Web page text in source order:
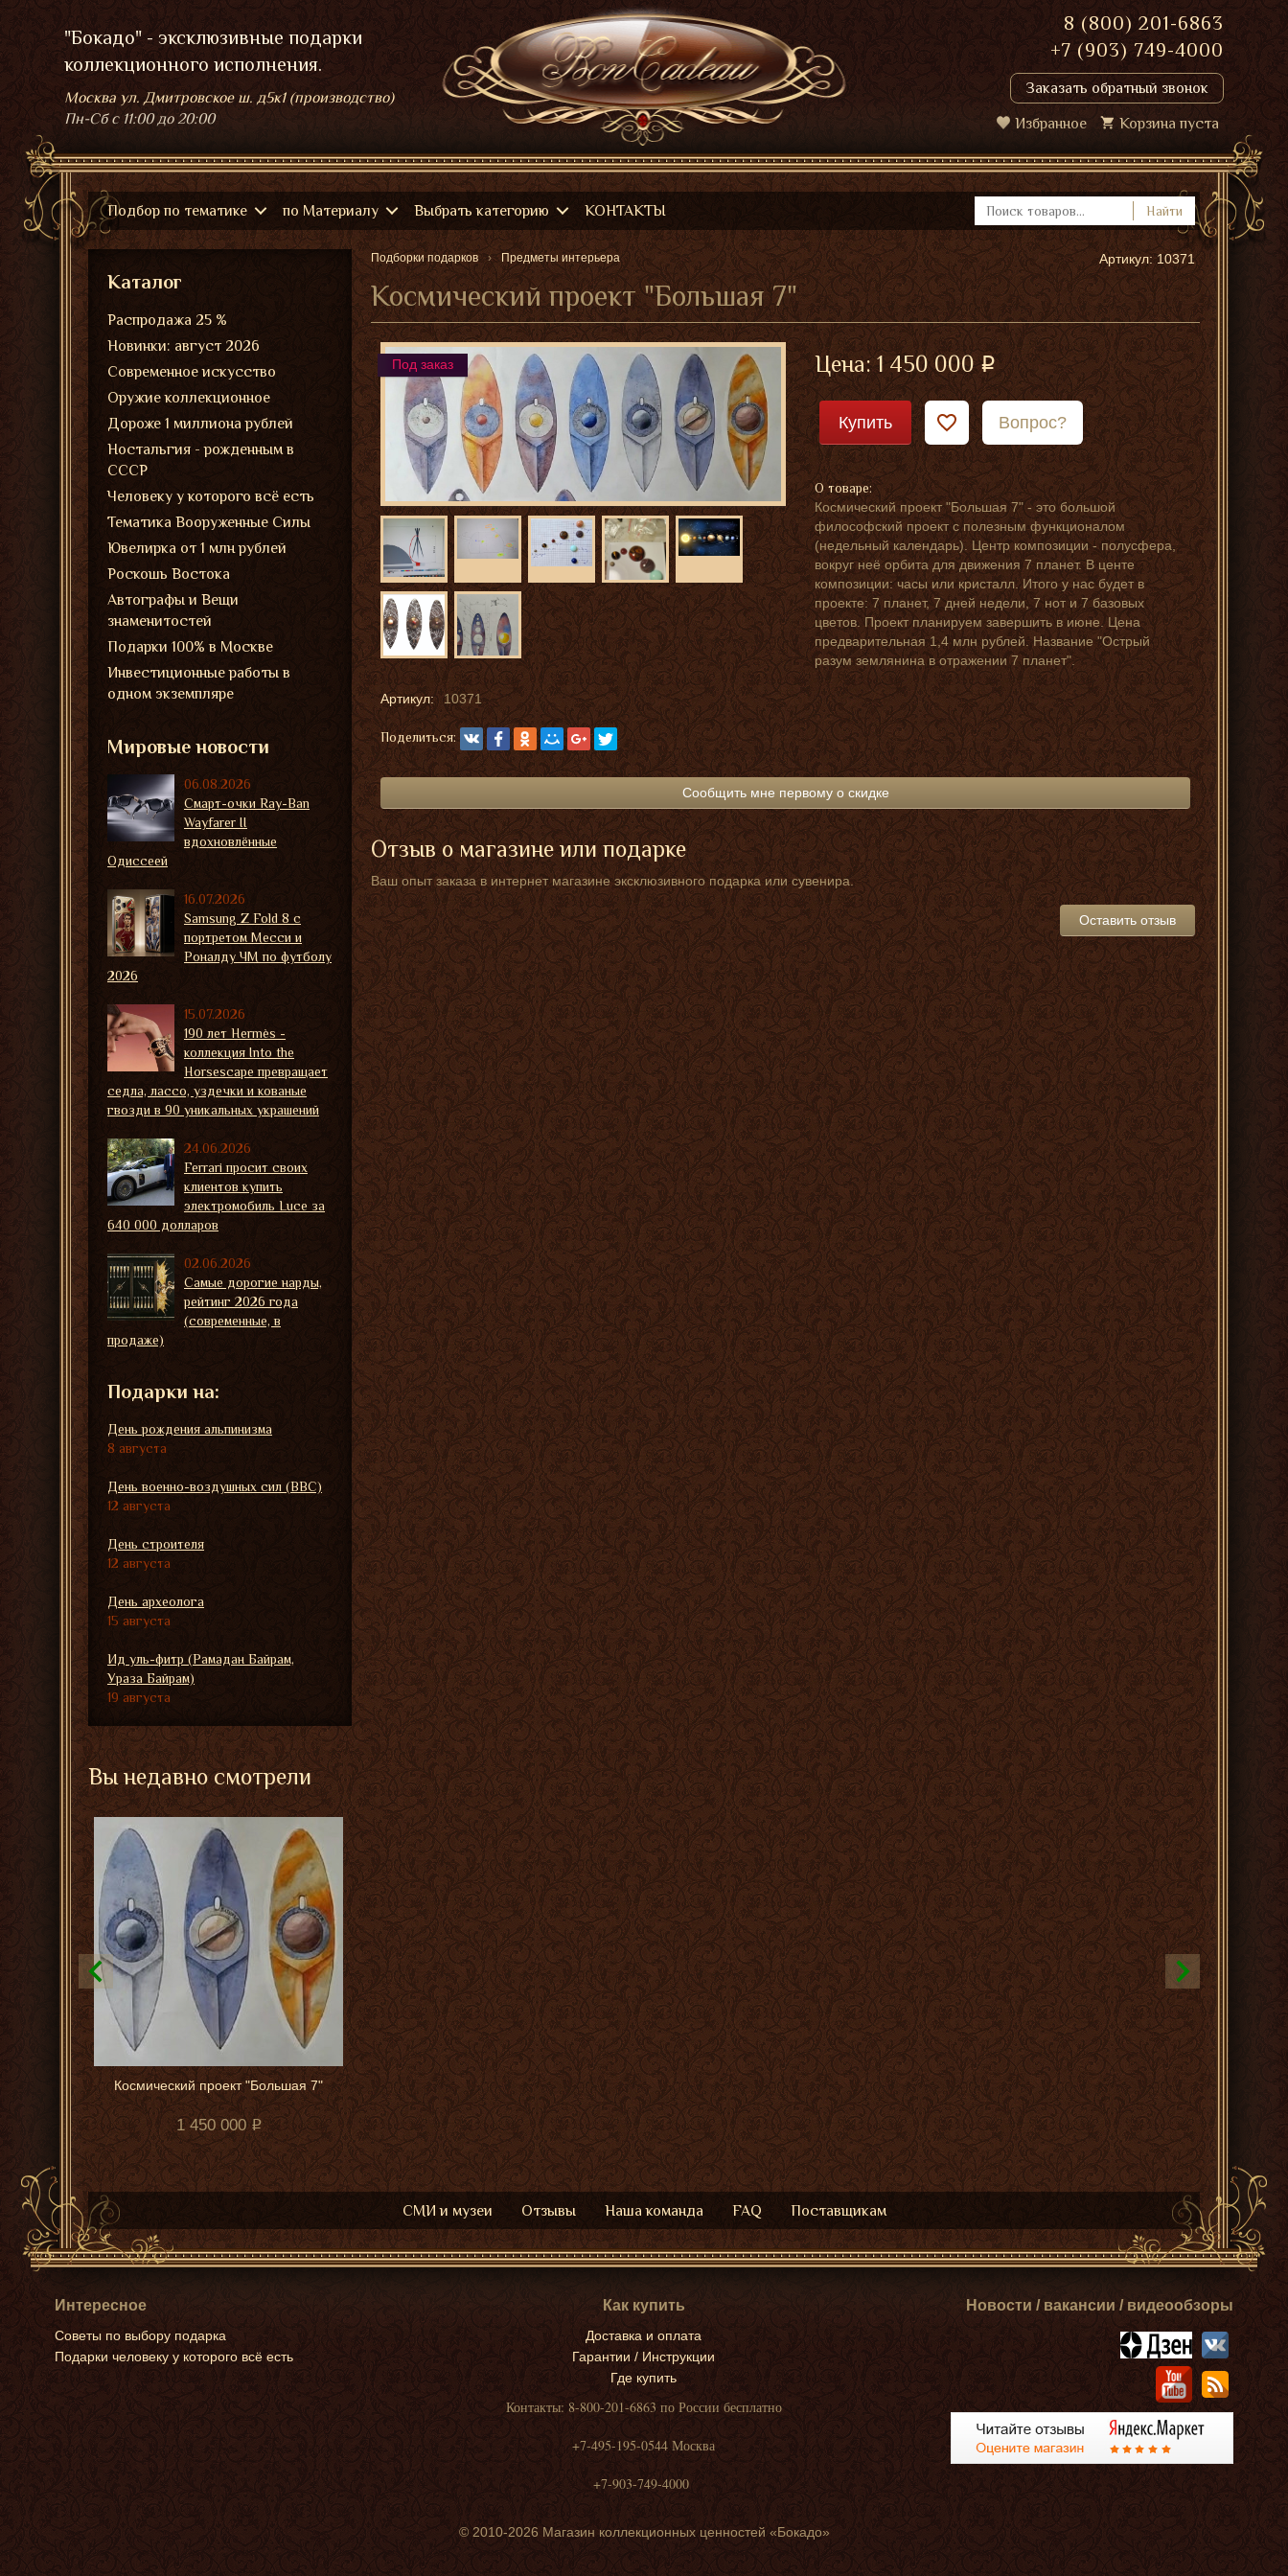
"Бокадо" - эксклюзивные подарки
коллекционного исполнения.
Москва ул. Дмитровское ш. д5к1 (производство)
Пн-Сбс 11:00 до 20:00
8 (800) 201-6863
+7 (903) 749-4000
Заказать обратный звонок
Избранное Корзина пуста
Подбор по тематике по Материалу Выбрать категорию КОНТАКТЫ Найти
Подборки подарков Предметы интерьера
Космический проект "Большая 7"
Артикул: 10371
Под заказ Цена:1 450 000
Купить Вопрос?
О товаре:
Космический проект "Большая 7" - это большой
философский проект с полезным функционалом
(недельный календарь). Центр композиции - полусфера,
вокруг неё орбита для движения 7 планет. В центе
композиции: часы или кристалл. Итого у нас будет в
проекте: 7 планет, 7 дней недели, 7 нот и 7 базовых
цветов. Проект планируем завершить в июне. Цена
предварительная 1,4 млн рублей. Название "Острый
разум землянина в отражении 7 планет".
Артикул: 10371
Поделиться:
Сообщить мне первому о скидке
Отзыв о магазине или подарке
Ваш опыт заказа в интернет магазине эксклюзивного подарка или сувенира.
Оставить отзыв
Каталог
Распродажа 25 %
Новинки: август 2026
Современное искусство
Оружие коллекционное
Дороже 1 миллиона рублей
Ностальгия - рожденным в
СССР
Человеку у которого всё есть
Тематика Вооруженные Силы
Ювелирка от 1 млн рублей
Роскошь Востока
Автографы и Вещи
знаменитостей
Подарки 100% в Москве
Инвестиционные работы в
одном экземпляре
Мировые новости
06.08.2026
Смарт-очки Ray-Ban
Wayfarer II
вдохновлённые
Одиссеей
16.07.2026
Samsung Z Fold 8 с
портретом Месси и
Роналду ЧМ по футболу
2026
15.07.2026
190 лет Hermès -
коллекция Into the
Horsescape превращает
седла, лассо, уздечки и кованые
гвозди в 90 уникальных украшений
24.06.2026
Ferrari просит своих
клиентов купить
электромобиль Luce за
640 000 долларов
02.06.2026
Самые дорогие нарды,
рейтинг 2026 года
(современные, в
продаже)
Подарки на:
День рождения альпинизма
8 августа
День военно-воздушных сил (ВВС)
12 августа
День строителя
12 августа
День археолога
15 августа
Ид уль-фитр (Рамадан Байрам,
Ураза Байрам)
19 августа
Вы недавно смотрели
Космический проект "Большая 7"
1 450 000
СМИ и музеи Отзывы Наша команда FAQ Поставщикам
Интересное
Советы по выбору подарка
Подарки человеку у которого всё есть
Как купить
Доставка и оплата
Гарантии / Инструкции
Где купить
Контакты: 8-800-201-6863 по России бесплатно
+7-495-195-0544 Москва
+7-903-749-4000
Новости / вакансии / видеообзоры
© 2010-2026 Магазин коллекционных ценностей «Бокадо»